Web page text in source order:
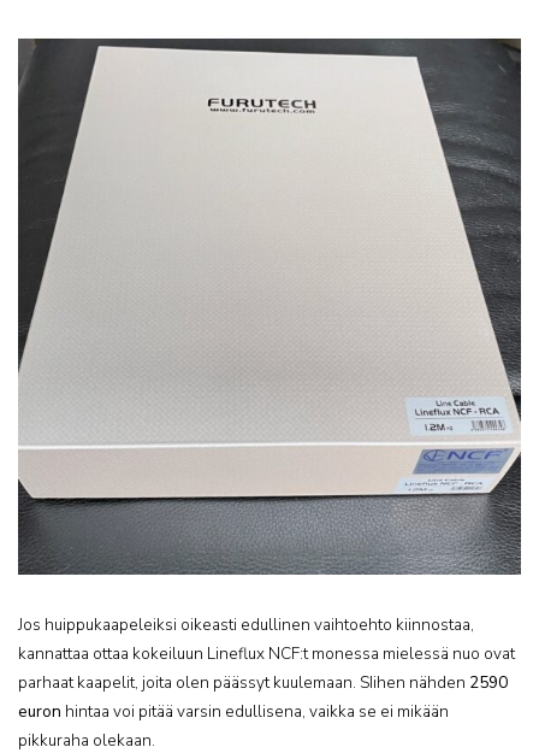
Jos huippukaapeleiksi oikeasti edullinen vaihtoehto kiinnostaa,
kannattaa ottaa kokeiluun Lineflux NCF:t monessa mielessä nuo ovat
parhaat kaapelit, joita olen päässyt kuulemaan. SIihen nähden 2590
euron hintaa voi pitää varsin edullisena, vaikka se ei mikään
pikkuraha olekaan.